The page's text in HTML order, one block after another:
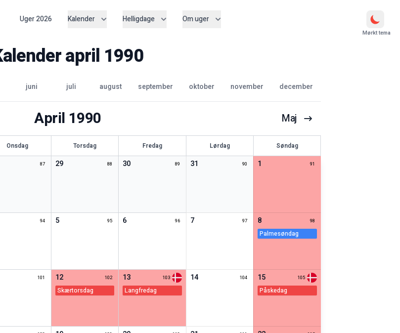
Uger2026 Kalender Helligdage Om uger
Mørkt tema
april 1990
juni juli august september oktober november december
April 1990 Maj
Onsdag Torsdag Fredag Lørdag Søndag
87 29 88 30 89 31 90 1 91
94 5 95 6 96 7 97 8 98
palmesøndag
101 12 102
skærtorsdag
13 103
langfredag
14 104 15 105
påskedag